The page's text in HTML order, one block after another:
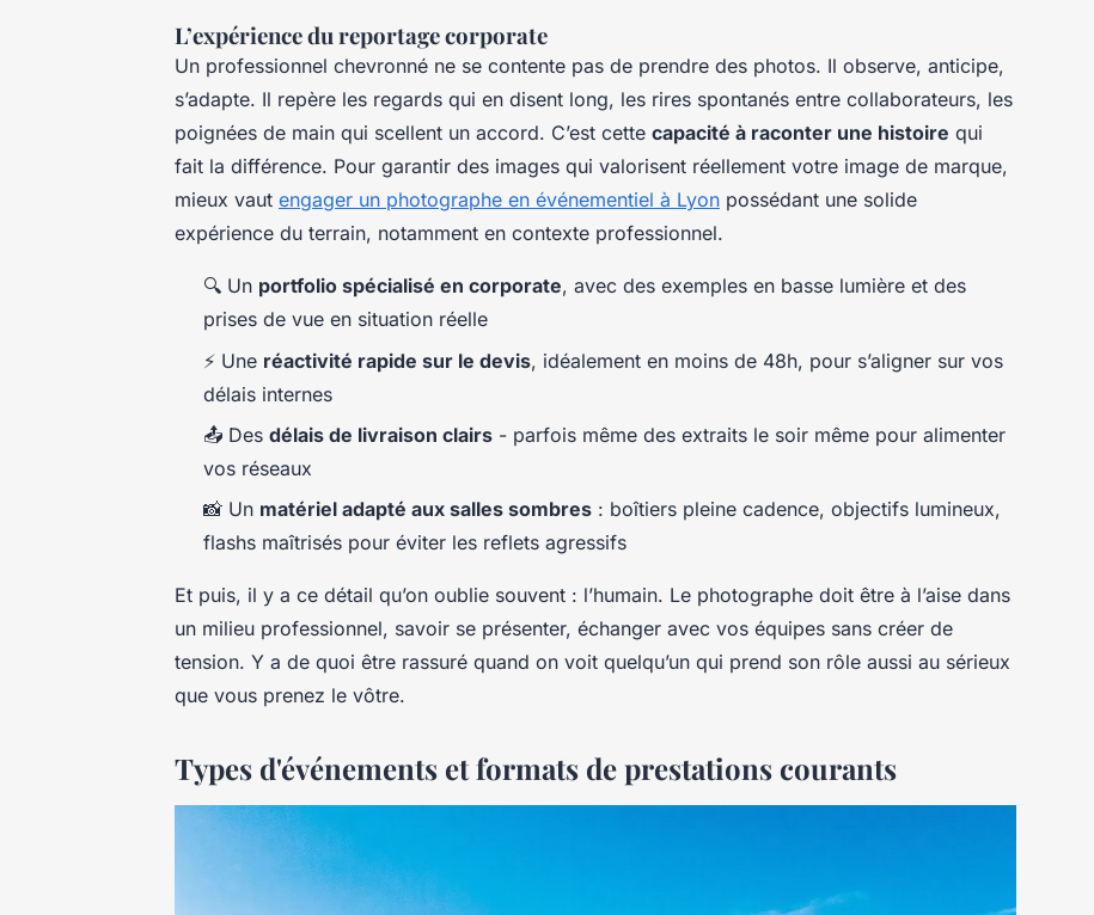
L’expérience du reportage corporate
Un professionnel chevronné ne se contente pas de prendre des photos. Il observe, anticipe,
s’adapte. Il repère les regards qui en disent long, les rires spontanés entre collaborateurs, les
poignées de main qui scellent un accord. C’est cette capacité à raconter une histoire qui
fait la différence. Pour garantir des images qui valorisent réellement votre image de marque,
mieux vaut engager un photographe en événementiel à Lyon possédant une solide
expérience du terrain, notamment en contexte professionnel.
🔍 Un portfolio spécialisé en corporate, avec des exemples en basse lumière et des
prises de vue en situation réelle
⚡ Une réactivité rapide sur le devis, idéalement en moins de 48h, pour s’aligner sur vos
délais internes
📤 Des délais de livraison clairs - parfois même des extraits le soir même pour alimenter
vos réseaux
📸 Un matériel adapté aux salles sombres : boîtiers pleine cadence, objectifs lumineux,
flashs maîtrisés pour éviter les reflets agressifs
Et puis, il y a ce détail qu’on oublie souvent : l’humain. Le photographe doit être à l’aise dans
un milieu professionnel, savoir se présenter, échanger avec vos équipes sans créer de
tension. Y a de quoi être rassuré quand on voit quelqu’un qui prend son rôle aussi au sérieux
que vous prenez le vôtre.
Types d'événements et formats de prestations courants